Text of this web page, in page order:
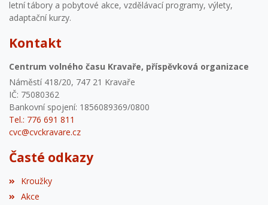
letní tábory a pobytové akce, vzdělávací programy, výlety,
adaptační kurzy.
Kontakt
Centrum volného času Kravaře, příspěvková organizace
Náměstí 418/20, 747 21 Kravaře
IČ: 75080362
Bankovní spojení: 1856089369/0800
Tel.: 776 691 811
cvc@cvckravare.cz
Časté odkazy
Kroužky
Akce